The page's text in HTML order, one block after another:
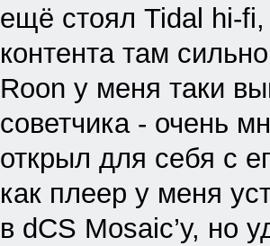
ещё стоял Tidal hi-fi,
контента там
Roon у меня таки
советчика - очень
открыл для себя с
как плеер у меня
в dCS Mosaic’у, но